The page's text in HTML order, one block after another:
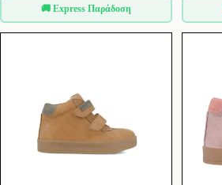
🚚 Express Παράδοση